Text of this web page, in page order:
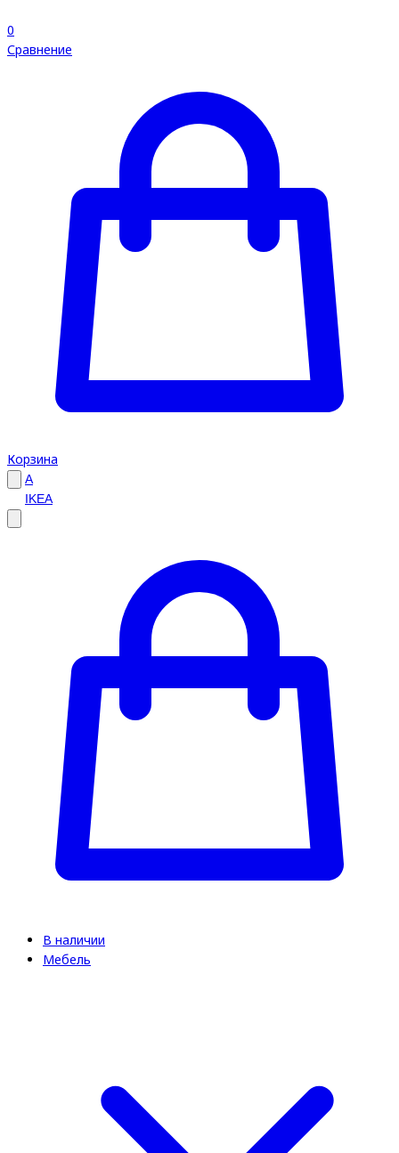
0
Сравнение
Корзина
A
IKEA
В наличии
Мебель